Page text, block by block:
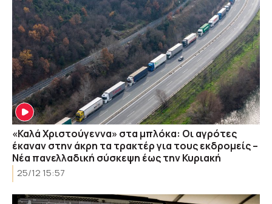
«Καλά Χριστούγεννα» στα μπλόκα: Οι αγρότες
έκαναν στην άκρη τα τρακτέρ για τους εκδρομείς –
Νέα πανελλαδική σύσκεψη έως την Κυριακή
25/12 15:57